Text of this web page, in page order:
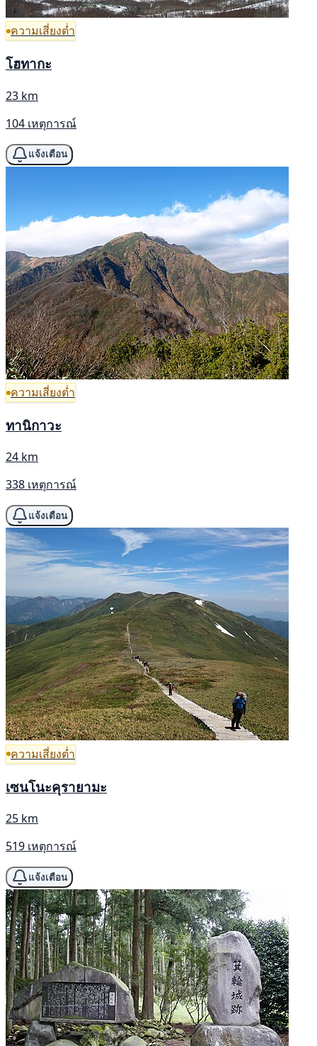
ความเสี่ยงต่ำ
โฮทากะ
23 km
104 เหตุการณ์
แจ้งเตือน
ความเสี่ยงต่ำ
ทานิกาวะ
24 km
338 เหตุการณ์
แจ้งเตือน
ความเสี่ยงต่ำ
เซนโนะคุรายามะ
25 km
519 เหตุการณ์
แจ้งเตือน